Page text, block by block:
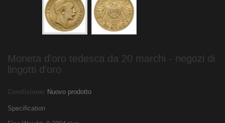
Moneta d'oro tedesca da 20 marchi - negozi di
lingotti d'oro
Condizione: Nuovo prodotto
Specification